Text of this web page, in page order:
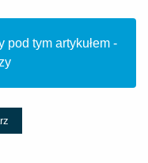
tym artykułem -